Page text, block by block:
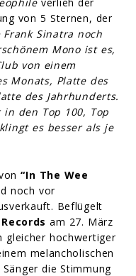
von 5 Sternen, der
Frank Sinatra noch
Mono ist es,
von einem
Monats, Platte des
des Jahrhunderts.
den Top 100, Top
es besser als je
“In The Wee
noch vor
Beflügelt
am 27. März
gleicher hochwertiger
melancholischen
die Stimmung